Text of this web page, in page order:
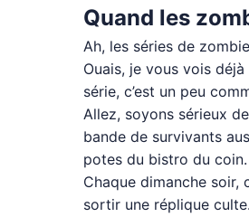
Quand les
Ah, les séries de
Ouais, je vous vois
série, c’est un peu
Allez, soyons sérieux
bande de survivants
potes du bistro du coin.
Chaque dimanche soir,
sortir une réplique